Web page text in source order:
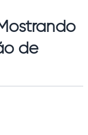
de